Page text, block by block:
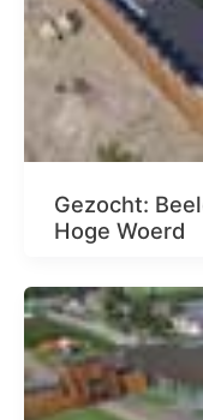
Gezocht:
Hoge Woerd